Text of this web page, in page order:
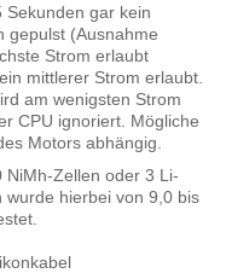
Sekunden gar kein
gepulst (Ausnahme
Strom erlaubt
mittlerer Strom erlaubt.
am wenigsten Strom
CPU ignoriert. Mögliche
Motors abhängig.
NiMh-Zellen oder 3 Li-
wurde hierbei von 9,0 bis